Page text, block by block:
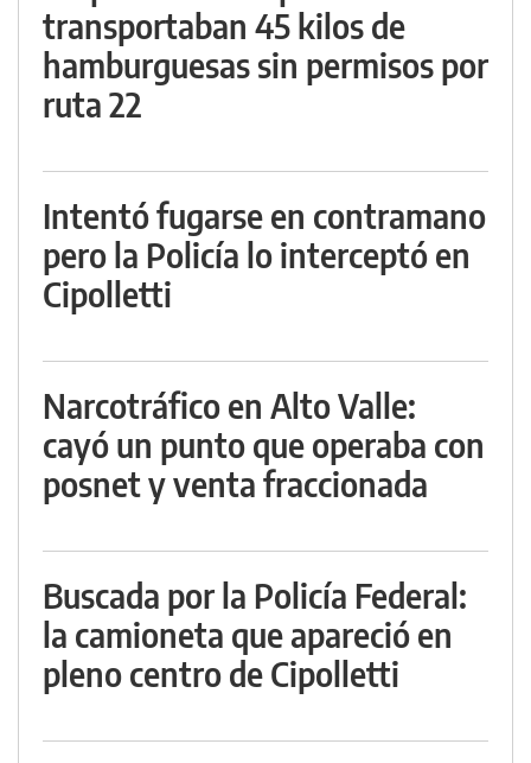
transportaban 45 kilos de
hamburguesas sin permisos por
ruta 22
Intentó fugarse en contramano
pero la Policía lo interceptó en
Cipolletti
Narcotráfico en Alto Valle:
cayó un punto que operaba con
posnet y venta fraccionada
Buscada por la Policía Federal:
la camioneta que apareció en
pleno centro de Cipolletti